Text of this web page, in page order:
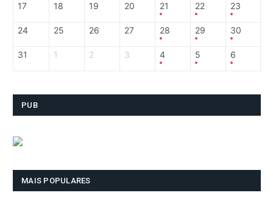
17 18 19 20 21 22 23
24 25 26 27 28 29 30
31 1 2 3 4 5 6
PUB
MAIS POPULARES